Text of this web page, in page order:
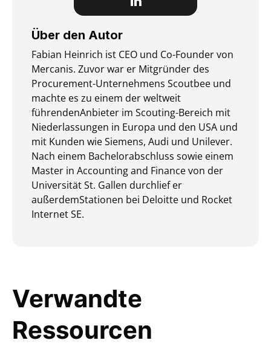
Über den Autor
Fabian Heinrich ist CEO und Co-Founder von
Mercanis. Zuvor war er Mitgründer des
Procurement-Unternehmens Scoutbee und
machte es zu einem der weltweit
führendenAnbieter im Scouting-Bereich mit
Niederlassungen in Europa und den USA und
mit Kunden wie Siemens, Audi und Unilever.
Nach einem Bachelorabschluss sowie einem
Master in Accounting and Finance von der
Universität St. Gallen durchlief er
außerdemStationen bei Deloitte und Rocket
Internet SE.
Verwandte
Ressourcen